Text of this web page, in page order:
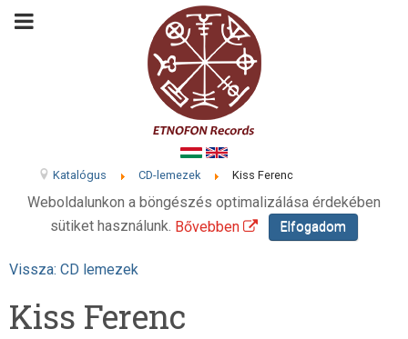
Katalógus CD-lemezek Kiss Ferenc
Weboldalunkon a böngészés optimalizálása érdekében
sütiket használunk. Bővebben Elfogadom
Vissza: CD lemezek
Kiss Ferenc